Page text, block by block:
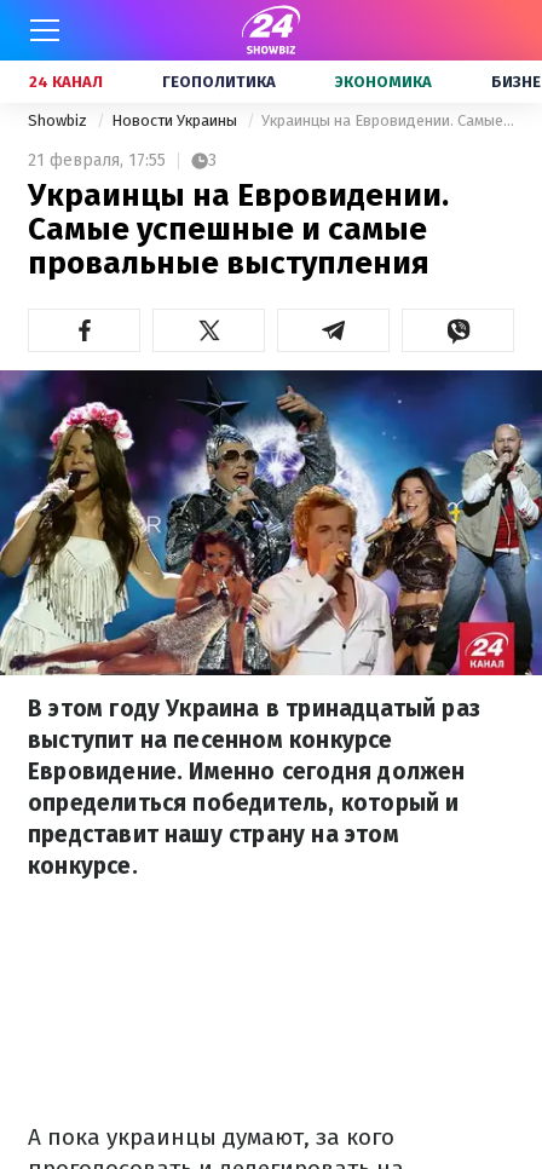
24 КАНАЛ ГЕОПОЛИТИКА ЭКОНОМИКА
Showbiz Новости Украины Украинцы на Евровидении. Самые успешные и самые провальные выступления
21 февраля, 17:55 3
Украинцы на Евровидении.
Самые успешные и самые
провальные выступления
В этом году Украина в тринадцатый раз
выступит на песенном конкурсе
Евровидение. Именно сегодня должен
определиться победитель, который и
представит нашу страну на этом
конкурсе.
А пока украинцы думают, за кого